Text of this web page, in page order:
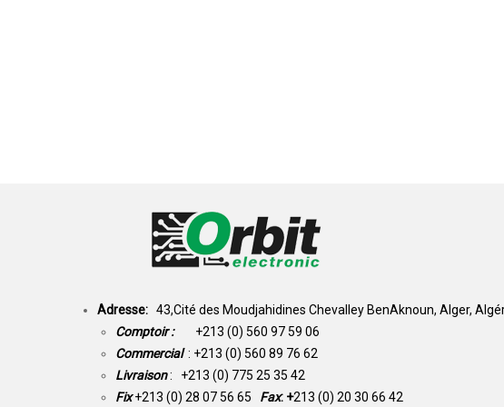
Adresse: 43,Cité des Moudjahidines Chevalley BenAknoun, Alger,
Comptoir : +213 (0) 560 97 59 06
Commercial : +213 (0) 560 89 76 62
Livraison: +213 (0) 775 25 35 42
Fix +213 (0) 28 07 56 65 Fax: +213 (0) 20 30 66 42